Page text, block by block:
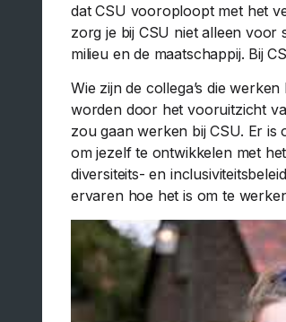
dat CSU vooroploopt met het
zorg je bij CSU niet alleen
milieu en de maatschappij. Bij
Wie zijn de collega’s die
worden door het vooruitzicht
zou gaan werken bij CSU. Er
om jezelf te ontwikkelen met
diversiteits- en
ervaren hoe het is om te